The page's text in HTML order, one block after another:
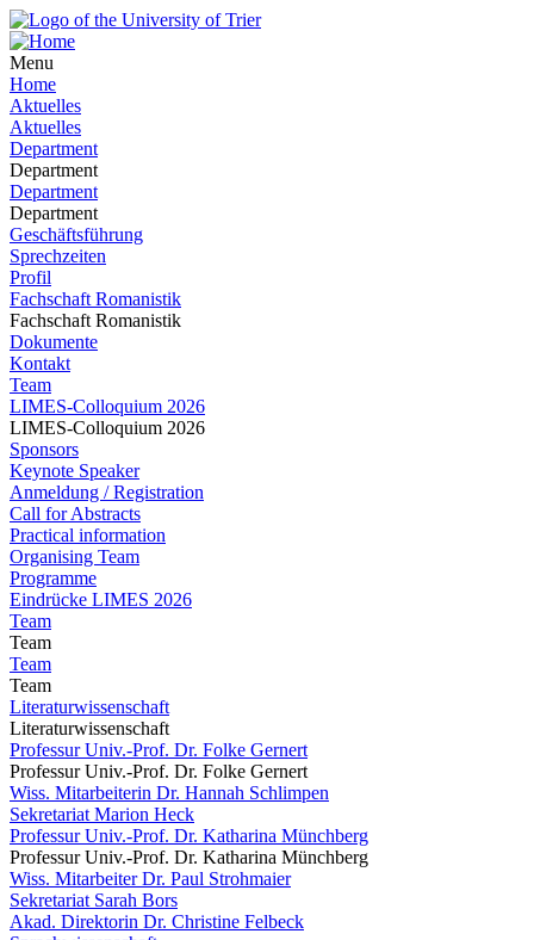
Menu
Home
Aktuelles
Aktuelles
Department
Department
Department
Department
Geschäftsführung
Sprechzeiten
Profil
Fachschaft Romanistik
Fachschaft Romanistik
Dokumente
Kontakt
Team
LIMES-Colloquium 2026
LIMES-Colloquium 2026
Sponsors
Keynote Speaker
Anmeldung / Registration
Call for Abstracts
Practical information
Organising Team
Programme
Eindrücke LIMES 2026
Team
Team
Team
Team
Literaturwissenschaft
Literaturwissenschaft
Professur Univ.-Prof. Dr. Folke Gernert
Professur Univ.-Prof. Dr. Folke Gernert
Wiss. Mitarbeiterin Dr. Hannah Schlimpen
Sekretariat Marion Heck
Professur Univ.-Prof. Dr. Katharina Münchberg
Professur Univ.-Prof. Dr. Katharina Münchberg
Wiss. Mitarbeiter Dr. Paul Strohmaier
Sekretariat Sarah Bors
Akad. Direktorin Dr. Christine Felbeck